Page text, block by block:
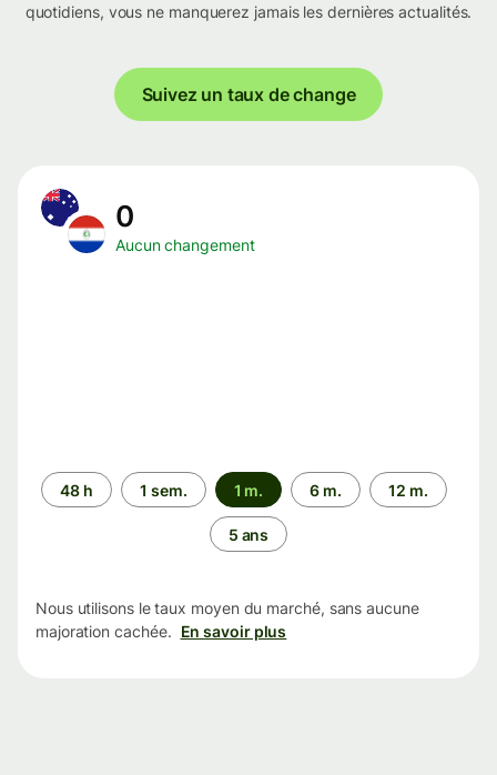
quotidiens, vous ne manquerez jamais les dernières actualités.
Suivez un taux de change
0
Aucun changement
Période
48 h 1 sem. 1 m. 6 m. 12 m.
5 ans
Nous utilisons le taux moyen du marché, sans aucune
majoration cachée. En savoir plus